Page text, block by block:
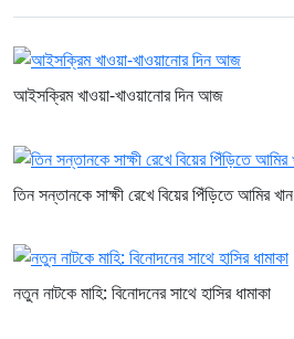
আইসক্রিম খাওয়া-খাওয়ানোর দিন আজ
তিন সন্তানকে সাক্ষী রেখে বিয়ের পিঁড়িতে আমির খান
নতুন নাটকে মাহি: বিনোদনের সাথে হাসির ধামাকা